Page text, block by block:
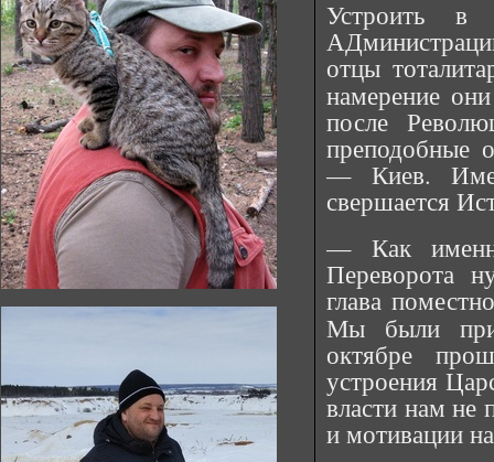
Устроить в
отцы
намерение
после
преподобные
— Киев.
свершается
— Как
Переворота
глава
Мы были
октябре
устроения
власти нам не
и мотивации